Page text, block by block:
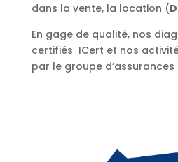
dans la vente, la location (
En gage de qualité, nos
certifiés ICert et nos
par le groupe d’assurances